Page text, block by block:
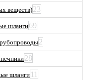
веществ)23
шланги69
2
28
шланги 11